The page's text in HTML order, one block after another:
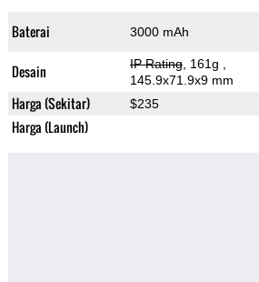
Baterai 3000 mAh
Desain IP Rating, 161g
145.9x71.9x9 mm
Harga (Sekitar) $235
Harga (Launch)